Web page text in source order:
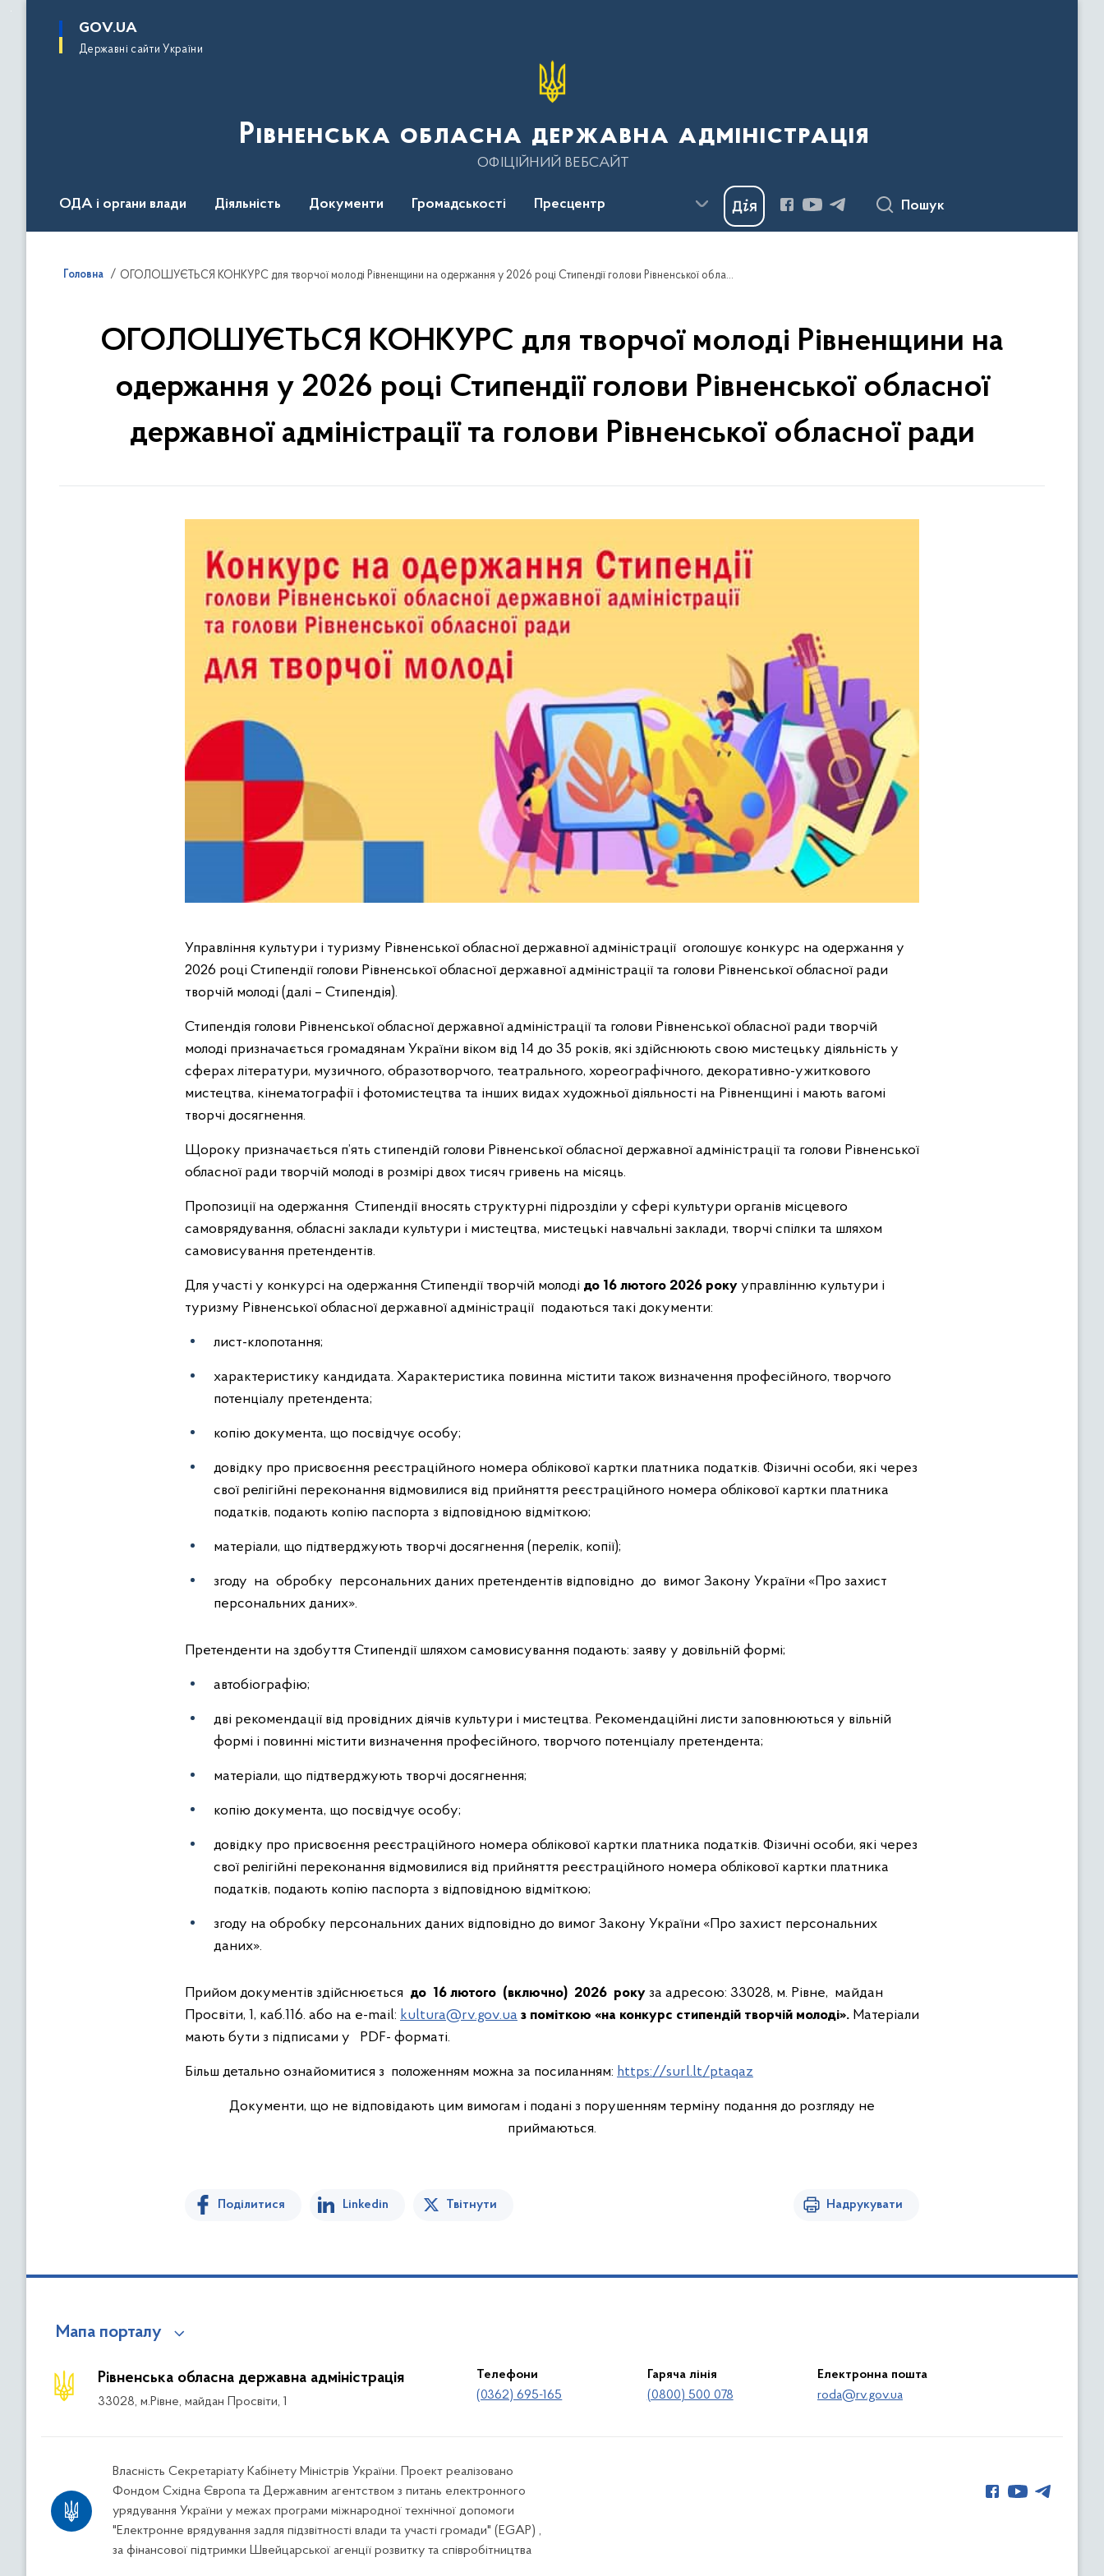
основного
GOV.UA
Державні сайти України
Рівненська обласна державна адміністрація
ОФІЦІЙНИЙ ВЕБСАЙТ
ОДА і органи влади Діяльність Документи Громадськості Пресцентр Пошук
Головна ОГОЛОШУЄТЬСЯ КОНКУРС для творчої молоді Рівненщини на одержання у 2026 році Стипендії голови Рівненської обласної державної адміністрації та голови Рівненської обласної ради
ОГОЛОШУЄТЬСЯ КОНКУРС для творчої молоді Рівненщини на
одержання у 2026 році Стипендії голови Рівненської обласної
державної адміністрації та голови Рівненської обласної ради
Управління культури і туризму Рівненської обласної державної адміністрації оголошує конкурс на одержання у
2026 році Стипендії голови Рівненської обласної державної адміністрації та голови Рівненської обласної ради
творчій молоді (далі – Стипендія).
Стипендія голови Рівненської обласної державної адміністрації та голови Рівненської обласної ради творчій
молоді призначається громадянам України віком від 14 до 35 років, які здійснюють свою мистецьку діяльність у
сферах літератури, музичного, образотворчого, театрального, хореографічного, декоративно-ужиткового
мистецтва, кінематографії і фотомистецтва та інших видах художньої діяльності на Рівненщині і мають вагомі
творчі досягнення.
Щороку призначається п’ять стипендій голови Рівненської обласної державної адміністрації та голови Рівненської
обласної ради творчій молоді в розмірі двох тисяч гривень на місяць.
Пропозиції на одержання Стипендії вносять структурні підрозділи у сфері культури органів місцевого
самоврядування, обласні заклади культури і мистецтва, мистецькі навчальні заклади, творчі спілки та шляхом
самовисування претендентів.
Для участі у конкурсі на одержання Стипендії творчій молоді до 16 лютого 2026 року управлінню культури і
туризму Рівненської обласної державної адміністрації подаються такі документи:
лист-клопотання;
характеристику кандидата. Характеристика повинна містити також визначення професійного, творчого
потенціалу претендента;
копію документа, що посвідчує особу;
довідку про присвоєння реєстраційного номера облікової картки платника податків. Фізичні особи, які через
свої релігійні переконання відмовилися від прийняття реєстраційного номера облікової картки платника
податків, подають копію паспорта з відповідною відміткою;
матеріали, що підтверджують творчі досягнення (перелік, копії);
згоду на обробку персональних даних претендентів відповідно до вимог Закону України «Про захист
персональних даних».
Претенденти на здобуття Стипендії шляхом самовисування подають: заяву у довільній формі;
автобіографію;
дві рекомендації від провідних діячів культури і мистецтва. Рекомендаційні листи заповнюються у вільній
формі і повинні містити визначення професійного, творчого потенціалу претендента;
матеріали, що підтверджують творчі досягнення;
копію документа, що посвідчує особу;
довідку про присвоєння реєстраційного номера облікової картки платника податків. Фізичні особи, які через
свої релігійні переконання відмовилися від прийняття реєстраційного номера облікової картки платника
податків, подають копію паспорта з відповідною відміткою;
згоду на обробку персональних даних відповідно до вимог Закону України «Про захист персональних
даних».
Прийом документів здійснюється до 16 лютого (включно) 2026 року за адресою: 33028, м. Рівне, майдан
Просвіти, 1, каб.116. або на e-mail: kultura@rv.gov.ua з поміткою «на конкурс стипендій творчій молоді». Матеріали
мають бути з підписами у PDF- форматі.
Більш детально ознайомитися з положенням можна за посиланням: https://surl.lt/ptaqaz
Документи, що не відповідають цим вимогам і подані з порушенням терміну подання до розгляду не
приймаються.
Поділитися Linkedin Твітнути Надрукувати
Мапа порталу
Рівненська обласна державна адміністрація
33028, м.Рівне, майдан Просвіти, 1
Телефони
(0362) 695-165
Гаряча лінія
(0800) 500 078
Електронна пошта
roda@rv.gov.ua
Власність Секретаріату Кабінету Міністрів України. Проект реалізовано
Фондом Східна Європа та Державним агентством з питань електронного
урядування України у межах програми міжнародної технічної допомоги
"Електронне врядування задля підзвітності влади та участі громади" (EGAP) ,
за фінансової підтримки Швейцарської агенції розвитку та співробітництва